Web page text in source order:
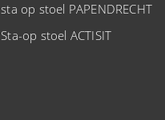
sta op stoel PAPENDRECHT
Sta-op stoel ACTISIT